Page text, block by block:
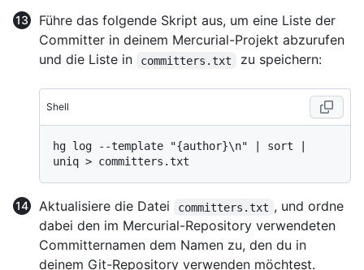
Führe das folgende Skript aus, um eine Liste der
Committer in deinem Mercurial-Projekt abzurufen
und die Liste in
committers.txt zu speichern:
Shell
hg log --template "{author}\n" | sort |
Aktualisiere die Datei committers.txt , und ordne
dabei den im Mercurial-Repository verwendeten
Committernamen dem Namen zu, den du in
deinem Git-Repository verwenden möchtest.